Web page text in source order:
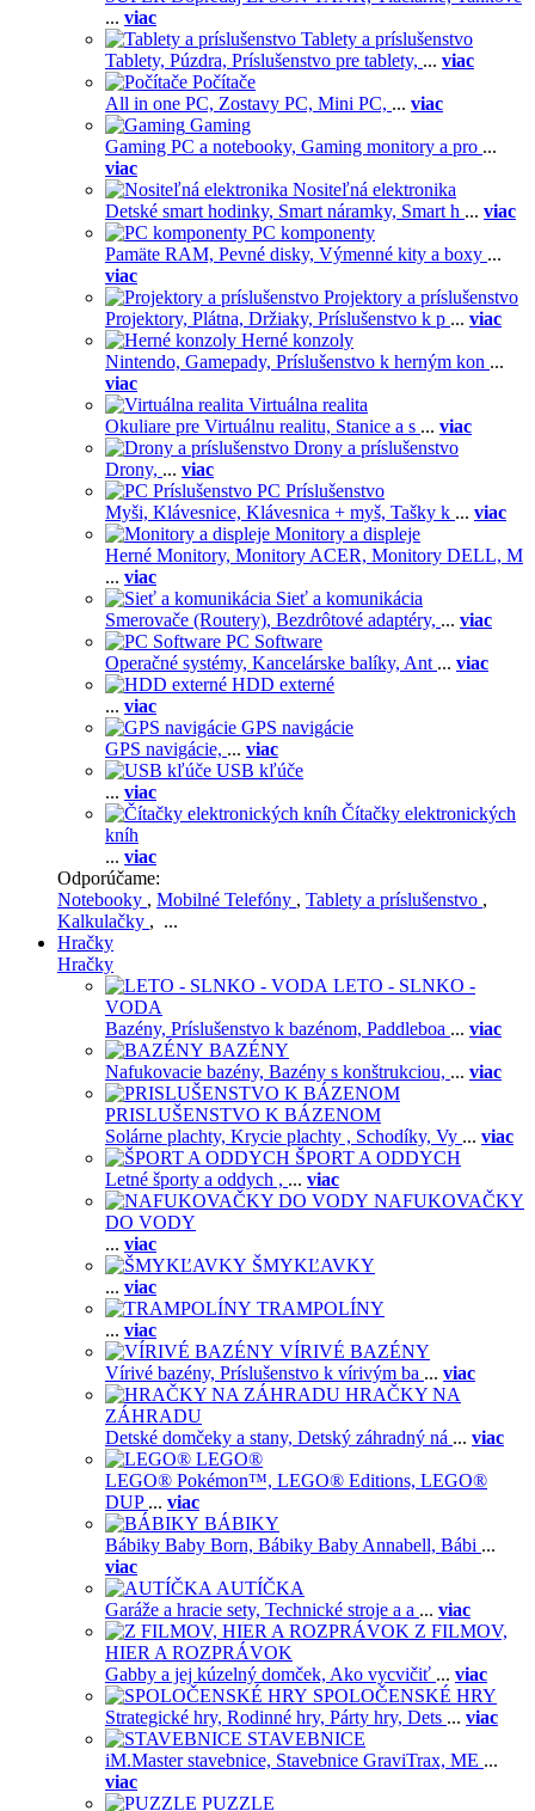
... viac
Tablety a príslušenstvo
Tablety, Púzdra, Príslušenstvo pre tablety, ... viac
Počítače
All in one PC, Zostavy PC, Mini PC, ... viac
Gaming
Gaming PC a notebooky, Gaming monitory a pro ...
viac
Nositeľná elektronika
Detské smart hodinky, Smart náramky, Smart h ... viac
PC komponenty
Pamäte RAM, Pevné disky, Výmenné kity a boxy ...
viac
Projektory a príslušenstvo
Projektory, Plátna, Držiaky, Príslušenstvo k p ... viac
Herné konzoly
Nintendo, Gamepady, Príslušenstvo k herným kon ...
viac
Virtuálna realita
Okuliare pre Virtuálnu realitu, Stanice a s ... viac
Drony a príslušenstvo
Drony, ... viac
PC Príslušenstvo
Myši, Klávesnice, Klávesnica + myš, Tašky k ... viac
Monitory a displeje
Herné Monitory, Monitory ACER, Monitory DELL, M
... viac
Sieť a komunikácia
Smerovače (Routery), Bezdrôtové adaptéry, ... viac
PC Software
Operačné systémy, Kancelárske balíky, Ant ... viac
HDD externé
... viac
GPS navigácie
GPS navigácie, ... viac
USB kľúče
... viac
Čítačky elektronických
kníh
... viac
Odporúčame:
Notebooky , Mobilné Telefóny , Tablety a príslušenstvo ,
Kalkulačky , ...
Hračky
Hračky
LETO - SLNKO -
VODA
Bazény, Príslušenstvo k bazénom, Paddleboa ... viac
BAZÉNY
Nafukovacie bazény, Bazény s konštrukciou, ... viac
PRISLUŠENSTVO K BÁZENOM
Solárne plachty, Krycie plachty , Schodíky, Vy ... viac
ŠPORT A ODDYCH
Letné športy a oddych , ... viac
NAFUKOVAČKY
DO VODY
... viac
ŠMYKĽAVKY
... viac
TRAMPOLÍNY
... viac
VÍRIVÉ BAZÉNY
Vírivé bazény, Príslušenstvo k vírivým ba ... viac
HRAČKY NA
ZÁHRADU
Detské domčeky a stany, Detský záhradný ná ... viac
LEGO®
LEGO® Pokémon™, LEGO® Editions, LEGO®
DUP ... viac
BÁBIKY
Bábiky Baby Born, Bábiky Baby Annabell, Bábi ...
viac
AUTÍČKA
Garáže a hracie sety, Technické stroje a a ... viac
Z FILMOV,
HIER A ROZPRÁVOK
Gabby a jej kúzelný domček, Ako vycvičiť ... viac
SPOLOČENSKÉ HRY
Strategické hry, Rodinné hry, Párty hry, Dets ... viac
STAVEBNICE
iM.Master stavebnice, Stavebnice GraviTrax, ME ...
viac
PUZZLE